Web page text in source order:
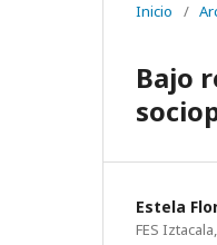
Inicio /
Bajo
Estela
FES